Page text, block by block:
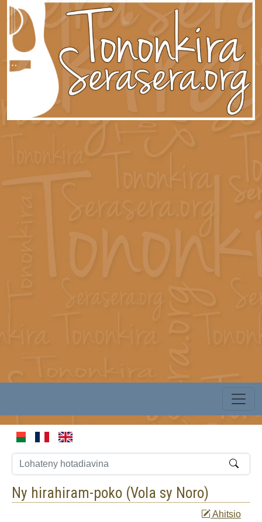
Ny hirahiram-poko (Vola sy Noro)
Ahitsio